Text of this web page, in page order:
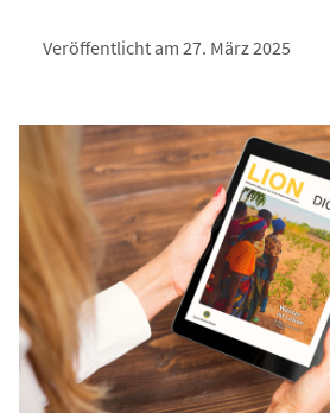
Veröffentlicht am 27. März 2025